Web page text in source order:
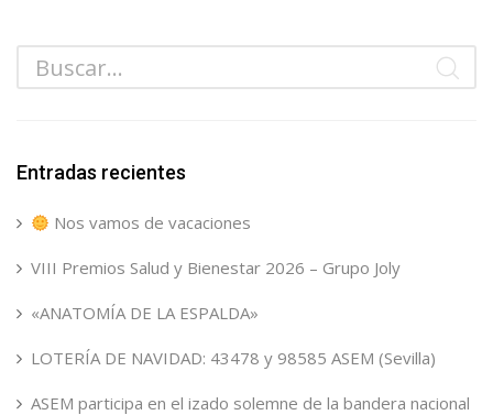
Entradas recientes
Nos vamos de vacaciones
VIII Premios Salud y Bienestar 2026 – Grupo Joly
«ANATOMÍA DE LA ESPALDA»
LOTERÍA DE NAVIDAD: 43478 y 98585 ASEM (Sevilla)
ASEM participa en el izado solemne de la bandera nacional